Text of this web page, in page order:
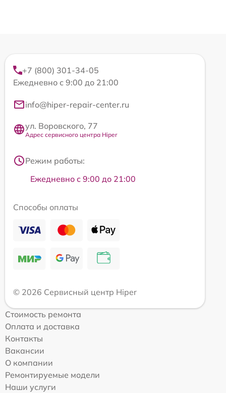
+7 (800) 301-34-05
Ежедневно с 9:00 до 21:00
info@hiper-repair-center.ru
ул. Воровского, 77
Адрес сервисного центра Hiper
Режим работы:
Ежедневно с 9:00 до 21:00
Способы оплаты
© 2026 Сервисный центр Hiper
Стоимость ремонта
Оплата и доставка
Контакты
Вакансии
О компании
Ремонтируемые модели
Наши услуги